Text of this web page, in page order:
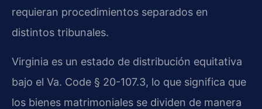
requieran procedimientos separados en
distintos tribunales.
Virginia es un estado de distribución equitativa
bajo el Va. Code § 20-107.3, lo que significa que
los bienes matrimoniales se dividen de manera